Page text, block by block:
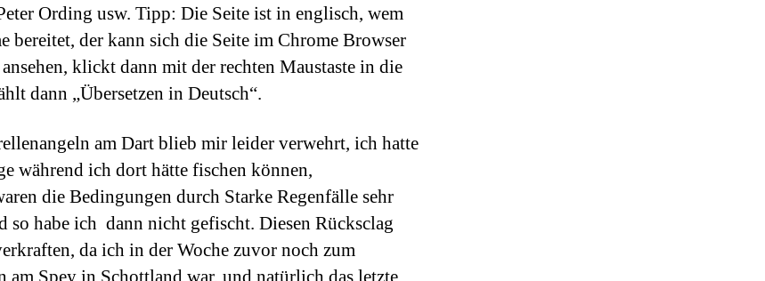
Ording usw. Tipp: Die Seite ist in englisch, wem
bereitet, der kann sich die Seite im Chrome Browser
klickt dann mit der rechten Maustaste in die
dann „Übersetzen in Deutsch“.
am Dart blieb mir leider verwehrt, ich hatte
während ich dort hätte fischen können,
die Bedingungen durch Starke Regenfälle sehr
so habe ich dann nicht gefischt. Diesen Rücksclag
da ich in der Woche zuvor noch zum